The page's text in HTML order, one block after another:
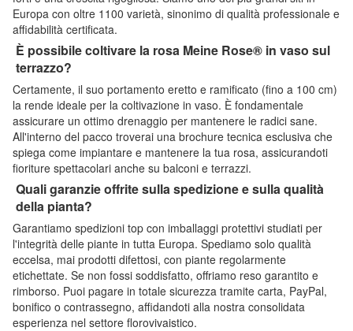
Europa con oltre 1100 varietà, sinonimo di qualità professionale e
affidabilità certificata.
È possibile coltivare la rosa Meine Rose® in vaso sul
terrazzo?
Certamente, il suo portamento eretto e ramificato (fino a 100 cm)
la rende ideale per la coltivazione in vaso. È fondamentale
assicurare un ottimo drenaggio per mantenere le radici sane.
All'interno del pacco troverai una brochure tecnica esclusiva che
spiega come impiantare e mantenere la tua rosa, assicurandoti
fioriture spettacolari anche su balconi e terrazzi.
Quali garanzie offrite sulla spedizione e sulla qualità
della pianta?
Garantiamo spedizioni top con imballaggi protettivi studiati per
l'integrità delle piante in tutta Europa. Spediamo solo qualità
eccelsa, mai prodotti difettosi, con piante regolarmente
etichettate. Se non fossi soddisfatto, offriamo reso garantito e
rimborso. Puoi pagare in totale sicurezza tramite carta, PayPal,
bonifico o contrassegno, affidandoti alla nostra consolidata
esperienza nel settore florovivaistico.